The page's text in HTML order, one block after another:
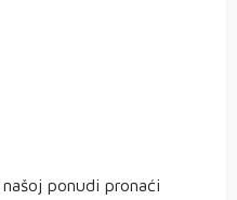
ponudi pronaći